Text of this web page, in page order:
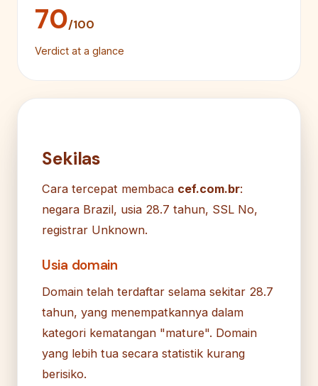
70/100
Verdict at a glance
Sekilas
Cara tercepat membaca cef.com.br:
negara Brazil, usia 28.7 tahun, SSL No,
registrar Unknown.
Usia domain
Domain telah terdaftar selama sekitar 28.7
tahun, yang menempatkannya dalam
kategori kematangan "mature". Domain
yang lebih tua secara statistik kurang
berisiko.